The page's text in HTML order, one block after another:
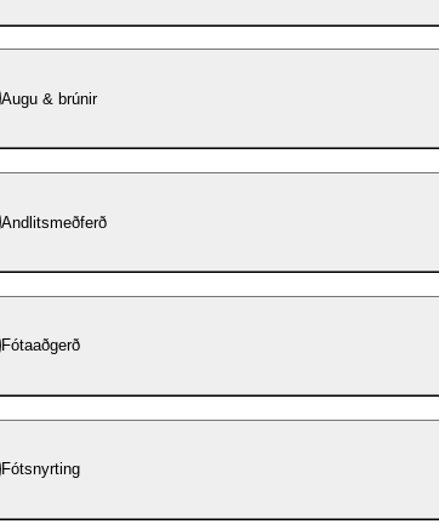
Augu & brúnir
Andlitsmeðferð
Fótaaðgerð
Fótsnyrting